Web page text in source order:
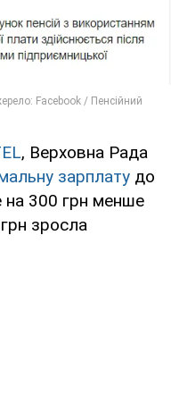
, Верховна Рада
зарплату до
на 300 грн менше
зросла